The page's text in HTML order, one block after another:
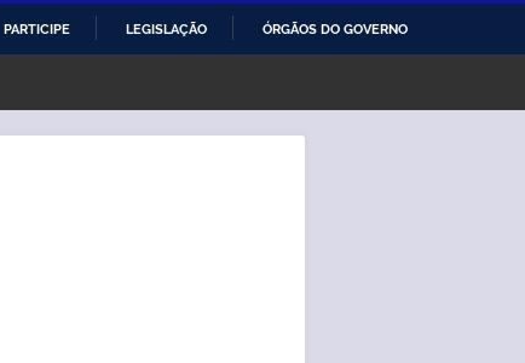
PARTICIPE LEGISLAÇÃO ÓRGÃOS DO GOVERNO